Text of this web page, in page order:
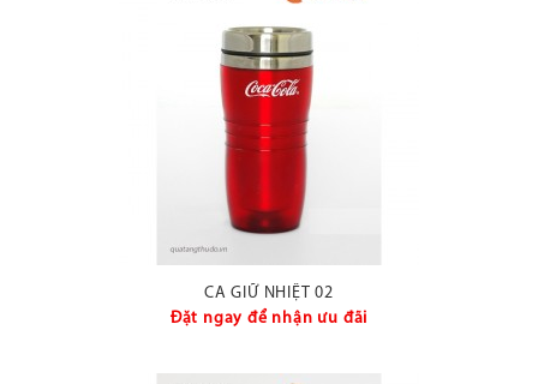
CA GIỮ NHIỆT 02
Đặt ngay để nhận ưu đãi